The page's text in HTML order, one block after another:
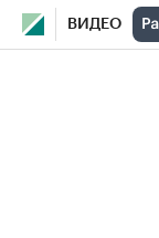
ВИДЕО